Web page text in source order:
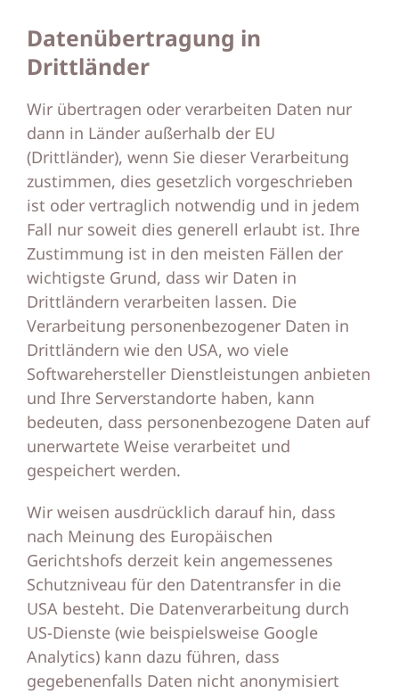
Datenübertragung in
Drittländer
Wir übertragen oder verarbeiten Daten nur
dann in Länder außerhalb der EU
(Drittländer), wenn Sie dieser Verarbeitung
zustimmen, dies gesetzlich vorgeschrieben
ist oder vertraglich notwendig und in jedem
Fall nur soweit dies generell erlaubt ist. Ihre
Zustimmung ist in den meisten Fällen der
wichtigste Grund, dass wir Daten in
Drittländern verarbeiten lassen. Die
Verarbeitung personenbezogener Daten in
Drittländern wie den USA, wo viele
Softwarehersteller Dienstleistungen anbieten
und Ihre Serverstandorte haben, kann
bedeuten, dass personenbezogene Daten auf
unerwartete Weise verarbeitet und
gespeichert werden.
Wir weisen ausdrücklich darauf hin, dass
nach Meinung des Europäischen
Gerichtshofs derzeit kein angemessenes
Schutzniveau für den Datentransfer in die
USA besteht. Die Datenverarbeitung durch
US-Dienste (wie beispielsweise Google
Analytics) kann dazu führen, dass
gegebenenfalls Daten nicht anonymisiert